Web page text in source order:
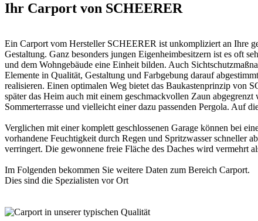
Ihr Carport von SCHEERER
Ein Carport vom Hersteller SCHEERER ist unkompliziert an Ihre
Gestaltung. Ganz besonders jungen Eigenheimbesitzern ist es oft
und dem Wohngebäude eine Einheit bilden. Auch
Elemente in Qualität, Gestaltung und Farbgebung darauf
realisieren. Einen optimalen Weg bietet das Baukastenprinzip von
später das Heim auch mit einem geschmackvollen Zaun
Sommerterrasse und vielleicht einer dazu passenden Pergola. Auf
Verglichen mit einer komplett geschlossenen Garage können bei
vorhandene Feuchtigkeit durch Regen und Spritzwasser schneller
verringert. Die gewonnene freie Fläche des Daches wird vermehrt
Im Folgenden bekommen Sie weitere Daten zum Bereich Carport.
Dies sind die Spezialisten vor Ort